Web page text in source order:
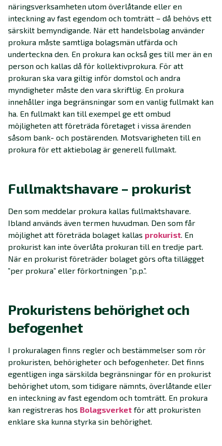
näringsverksamheten utom överlåtande eller en
inteckning av fast egendom och tomträtt – då behövs ett
särskilt bemyndigande. När ett handelsbolag använder
prokura måste samtliga bolagsmän utfärda och
underteckna den. En prokura kan också ges till mer än en
person och kallas då för kollektivprokura. För att
prokuran ska vara giltig inför domstol och andra
myndigheter måste den vara skriftlig. En prokura
innehåller inga begränsningar som en vanlig fullmakt kan
ha. En fullmakt kan till exempel ge ett ombud
möjligheten att företräda företaget i vissa ärenden
såsom bank- och postärenden. Motsvarigheten till en
prokura för ett aktiebolag är generell fullmakt.
Fullmaktshavare – prokurist
Den som meddelar prokura kallas fullmaktshavare.
Ibland används även termen huvudman. Den som får
möjlighet att företräda bolaget kallas prokurist. En
prokurist kan inte överlåta prokuran till en tredje part.
När en prokurist företräder bolaget görs ofta tillägget
”per prokura” eller förkortningen ”p.p.”.
Prokuristens behörighet och
befogenhet
I prokuralagen finns regler och bestämmelser som rör
prokuristen, behörigheter och befogenheter. Det finns
egentligen inga särskilda begränsningar för en prokurist
behörighet utom, som tidigare nämnts, överlåtande eller
en inteckning av fast egendom och tomträtt. En prokura
kan registreras hos Bolagsverket för att prokuristen
enklare ska kunna styrka sin behörighet.